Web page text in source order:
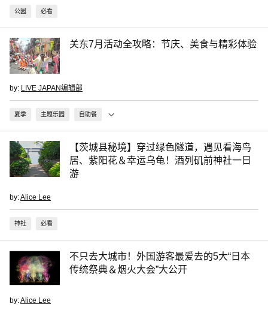
公园 必看
关东7月活动全攻略：节庆、美食与精彩体验
by: LIVE JAPAN编辑部
夏季 主题乐园 自助餐
【茨城县秘境】穿过绿色隧道，遇见看海鸟
居、紫阳花＆幸运乌龟！酒列矶前神社一日
游
by:Alice Lee
神社 必看
不只去大城市！外国游客最爱去的5大“日本
传统祭典＆烟火大会”大公开
by:Alice Lee